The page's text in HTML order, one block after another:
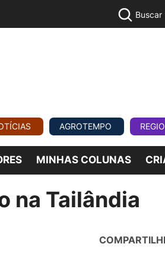
AGROVIAGENS
Buscar
AGROTEMPO
MINHAS COLUNAS
na Tailândia